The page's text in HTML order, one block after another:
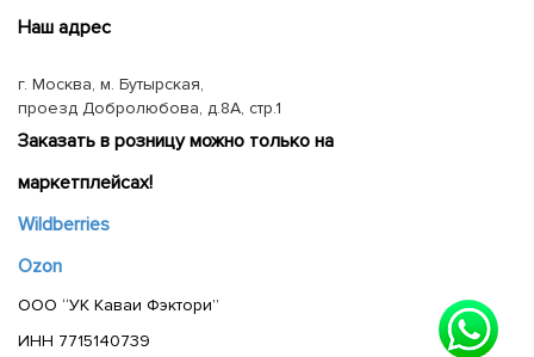
Наш адрес
г. Москва, м. Бутырская,
проезд Добролюбова, д.8А, стр.1
Заказать в розницу можно только на
маркетплейсах!
Wildberries
Ozon
ООО “УК Каваи Фэктори”
ИНН 7715140739